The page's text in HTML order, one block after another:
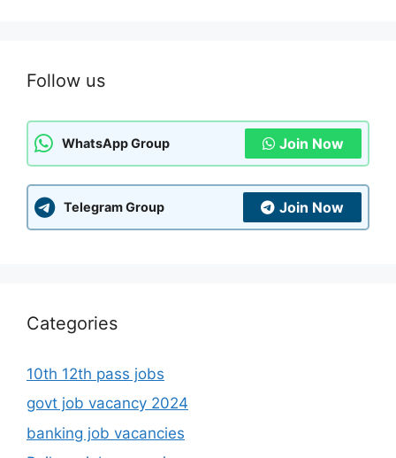
Follow us
WhatsApp Group Join Now
Telegram Group Join Now
Categories
10th 12th pass jobs
govt job vacancy 2024
banking job vacancies